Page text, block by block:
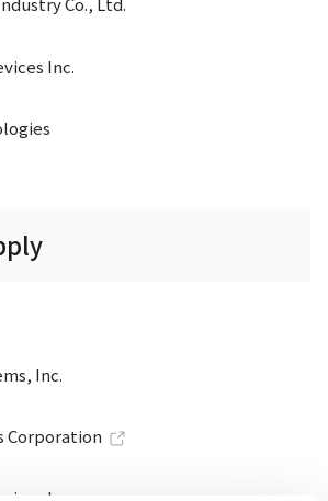
Inc.
Inc.
Corporation